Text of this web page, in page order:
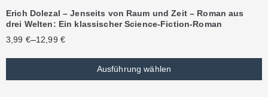
Erich Dolezal – Jenseits von Raum und Zeit – Roman aus
drei Welten: Ein klassischer Science-Fiction-Roman
3,99 €–12,99 €
Ausführung wählen